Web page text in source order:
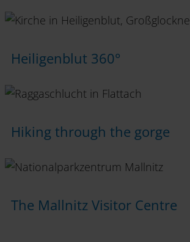
Heiligenblut 360°
Hiking through the gorge
The Mallnitz Visitor Centre